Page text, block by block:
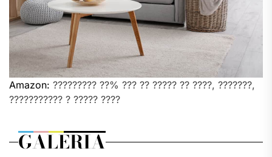
Amazon: ????????? ??% ??? ?? ????? ?? ????, ???????,
??????????? ? ????? ????
GALERIA